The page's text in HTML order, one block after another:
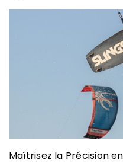
Maîtrisez la Précision